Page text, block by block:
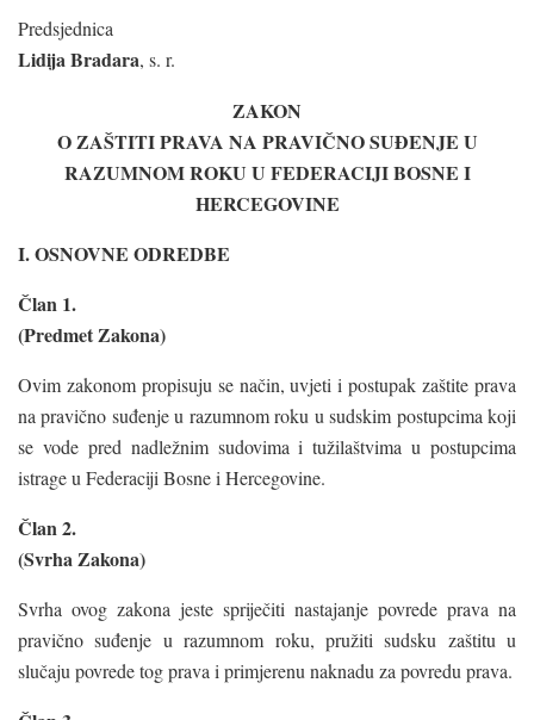
Predsjednica
Lidija Bradara, s. r.
ZAKON
O ZAŠTITI PRAVA NA PRAVIČNO SUĐENJE U
RAZUMNOM ROKU U FEDERACIJI BOSNE I
HERCEGOVINE
I. OSNOVNE ODREDBE
Član 1.
(Predmet Zakona)
Ovim zakonom propisuju se način, uvjeti i postupak zaštite prava
na pravično suđenje u razumnom roku u sudskim postupcima koji
se vode pred nadležnim sudovima i tužilaštvima u postupcima
istrage u Federaciji Bosne i Hercegovine.
Član 2.
(Svrha Zakona)
Svrha ovog zakona jeste spriječiti nastajanje povrede prava na
pravično suđenje u razumnom roku, pružiti sudsku zaštitu u
slučaju povrede tog prava i primjerenu naknadu za povredu prava.